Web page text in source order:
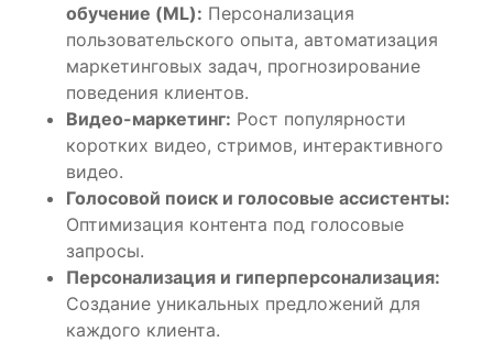
обучение (ML): Персонализация
пользовательского опыта, автоматизация
маркетинговых задач, прогнозирование
поведения клиентов.
Видео-маркетинг: Рост популярности
коротких видео, стримов, интерактивного
видео.
Голосовой поиск и голосовые ассистенты:
Оптимизация контента под голосовые
запросы.
Персонализация и гиперперсонализация:
Создание уникальных предложений для
каждого клиента.